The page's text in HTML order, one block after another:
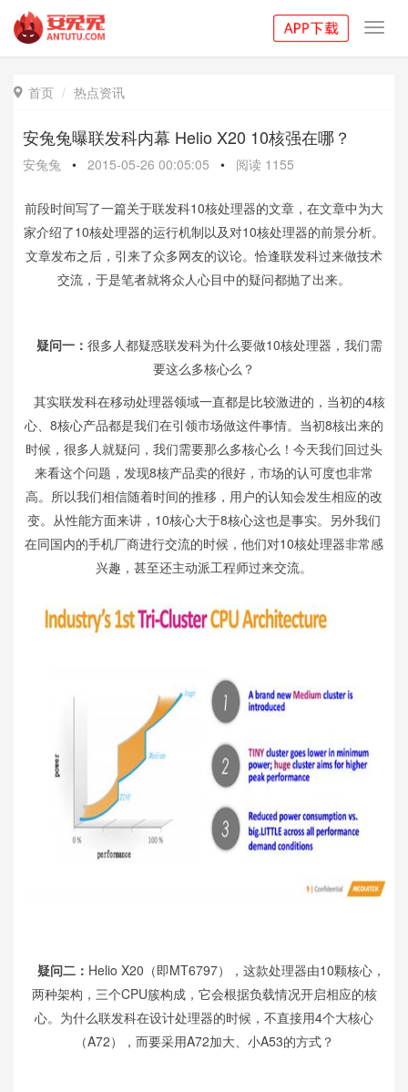
 首页 热点资讯
安兔兔曝联发科内幕 Helio X20 10核强在哪？
安兔兔 • 2015-05-26 00:05:05 • 阅读 1155
前段时间写了一篇关于联发科10核处理器的文章，在文章中为大
家介绍了10核处理器的运行机制以及对10核处理器的前景分析。
文章发布之后，引来了众多网友的议论。恰逢联发科过来做技术
交流，于是笔者就将众人心目中的疑问都抛了出来。
疑问一： 很多人都疑惑联发科为什么要做10核处理器，我们需
要这么多核心么？
其实联发科在移动处理器领域一直都是比较激进的，当初的4核
心、8核心产品都是我们在引领市场做这件事情。当初8核出来的
时候，很多人就疑问，我们需要那么多核心么！今天我们回过头
来看这个问题，发现8核产品卖的很好，市场的认可度也非常
高。所以我们相信随着时间的推移，用户的认知会发生相应的改
变。从性能方面来讲，10核心大于8核心这也是事实。另外我们
在同国内的手机厂商进行交流的时候，他们对10核处理器非常感
兴趣，甚至还主动派工程师过来交流。
疑问二： Helio X20（即MT6797），这款处理器由10颗核心，
两种架构，三个CPU簇构成，它会根据负载情况开启相应的核
心。为什么联发科在设计处理器的时候，不直接用4个大核心
（A72），而要采用A72加大、小A53的方式？